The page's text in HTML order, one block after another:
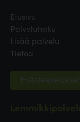
Etusivu
Palveluhaku
Lisää palvelu
Tietoa
Evästeasetukset